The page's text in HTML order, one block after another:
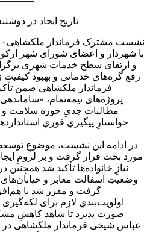
تاریخ ایجاد در دوشنبه, 22 تیر 1405
نشست مشترک فرماندار ملکشاهی
با شهردار و اعضای شورای شهر
و ارتقای سطح خدمات شهری
رفع گره‌های خدماتی و بهبود
فرماندار ملکشاهی ضمن
پروژه‌های نیمه‌تمام،
مطالبات جدیِ حوزه سلامت
خواستارِ پیگیریِ فوریِ
در ادامه این نشست، موضوعِ
مورد بحث قرار گرفت و بر لزومِ
نیازِ خانواده‌ها تأکید شد همچنین
وضعیتِ آسفالت معابر و
گرفت و مقرر شد با
اولویت‌بندیِ لازم برای
صورت پذیرد تا شاهد کاهشِ
عباس شیخی فرماندار ملکشاهی در